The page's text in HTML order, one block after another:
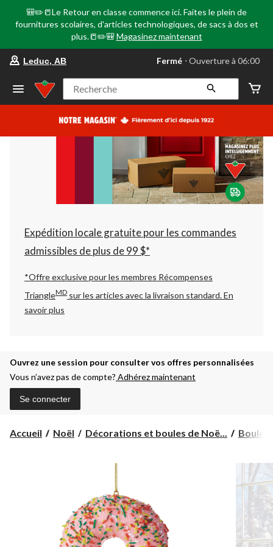
🎒✏️📒Le Retour en classe commence ici. Faites le plein de
fournitures scolaires, d'articles technologiques, de sacs à dos et
plus.📒✏️🎒 Magasinez maintenant
votre
préféré
Leduc,
AB,
courament
Ouverture
à
06:00
cliquer
pour
changer
Leduc, AB Fermé ⋅ Ouverture à 06:00
Recherche
Expédition locale gratuite pour les commandes
admissibles de plus de 99 $*
*Offre exclusive pour les membres Récompenses
TriangleMD sur les articles avec la livraison standard.En
savoir plus
Ouvrez une session pour consulter vos offres personnalisées
Vous n’avez pas de compte? Adhérez maintenant
Se connecter
Accueil Noël Décorations et boules de Noë... Boules